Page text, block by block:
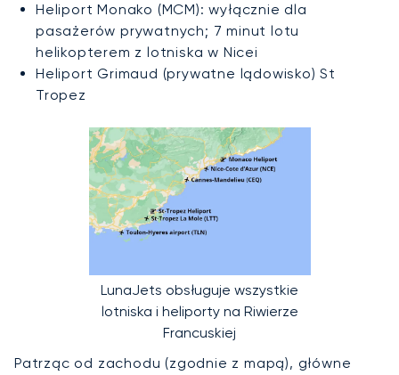
Heliport Monako (MCM): wyłącznie dla
pasażerów prywatnych; 7 minut lotu
helikopterem z lotniska w Nicei
Heliport Grimaud (prywatne lądowisko) St
Tropez
LunaJets obsługuje wszystkie
lotniska i heliporty na Riwierze
Francuskiej
Patrząc od zachodu (zgodnie z mapą), główne